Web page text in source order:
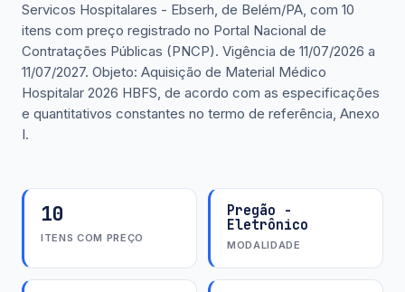
Servicos Hospitalares - Ebserh, de Belém/PA, com 10
itens com preço registrado no Portal Nacional de
Contratações Públicas (PNCP). Vigência de 11/07/2026 a
11/07/2027. Objeto: Aquisição de Material Médico
Hospitalar 2026 HBFS, de acordo com as especificações
e quantitativos constantes no termo de referência, Anexo
I.
10
ITENS COM PREÇO
Pregão -
Eletrônico
MODALIDADE